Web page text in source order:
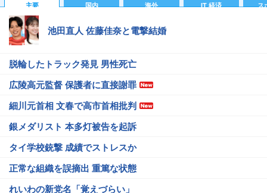
主要 国内 海外 IT 経済 ス
池田直人 佐藤佳奈と電撃結婚
脱輪したトラック発見 男性死亡
広陵高元監督 保護者に直接謝罪
細川元首相 文春で高市首相批判
銀メダリスト 本多灯被告を起訴
タイ学校銃撃 成績でストレスか
正常な組織を誤摘出 重篤な状態
れいわの新党名「覚えづらい」